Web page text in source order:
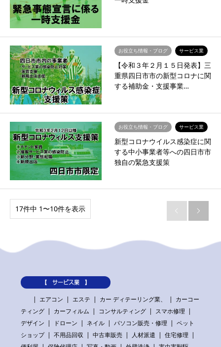
お役立ち情報・ブログ サービス業
【令和３年２月１５日発表】三
重県四日市市の新型コロナに関
する補助金・支援事業…
お役立ち情報・ブログ サービス業
新型コロナウイルス感染症に関
する中小事業者等への四日市市
独自の緊急支援策
17件中 1〜10件を表示  
【 サービス業 】
エアコン
エステ カー ディテーリング業、
カーコー
ティング
カーフィルム コンサルティング
スマホ修理
デザイン
ドローン ネイル パソコン販売・修理
ペット
ショップ
不用品回収 中古車販売 人材派遣
住宅修理